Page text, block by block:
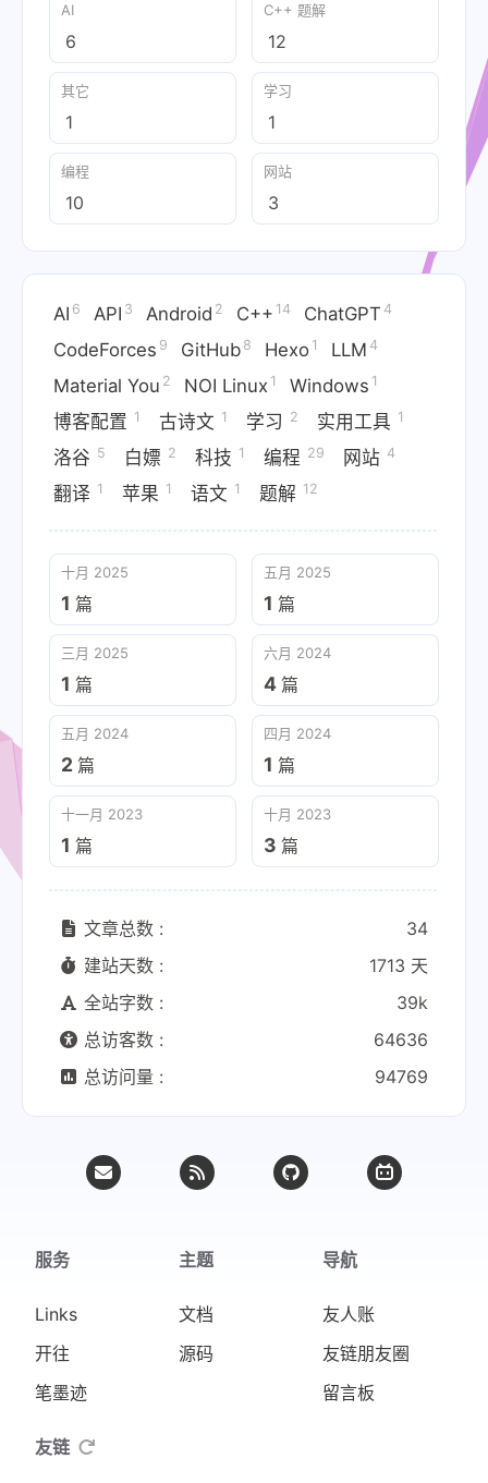
AI
6
C++ 题解
12
其它
1
学习
1
编程
10
网站
3
AI 6 API 3 Android 2 C++ 14 ChatGPT 4
CodeForces 9 GitHub 8 Hexo 1 LLM 4
Material You 2 NOI Linux 1 Windows 1
博客配置 1 古诗文 1 学习 2 实用工具 1
洛谷 5 白嫖 2 科技 1 编程 29 网站 4
翻译 1 苹果 1 语文 1 题解 12
十月 2025
1 篇
五月 2025
1 篇
三月 2025
1 篇
六月 2024
4 篇
五月 2024
2 篇
四月 2024
1 篇
十一月 2023
1 篇
十月 2023
3 篇
文章总数 :
34
建站天数 :
1713 天
全站字数 :
39k
总访客数 :
64636
总访问量 :
94769
服务
Links
开往
笔墨迹
主题
文档
源码
导航
友人账
友链朋友圈
留言板
友链